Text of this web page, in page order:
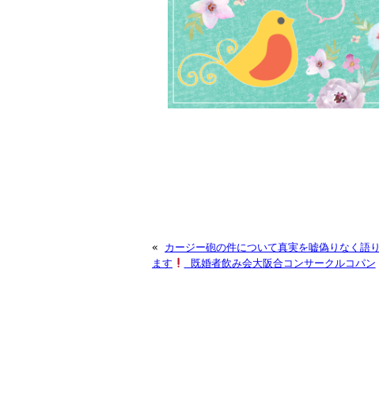
« カージー砲の件について真実を嘘偽りなく語り
ます
既婚者飲み会大阪合コンサークルコパン